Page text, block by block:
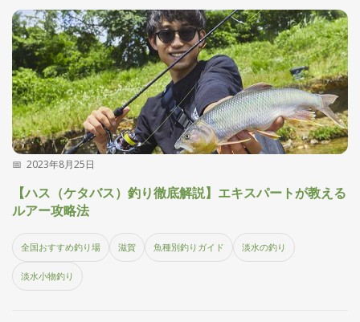
2023年8月25日
【ハス（ケタバス）釣り徹底解説】エキスパートが教える
ルアー攻略法
全国おすすめ釣り場 滋賀 魚種別釣りガイド 淡水の釣り
淡水小物釣り
め
釣
り
具
メ
デ
ィ
ア
🐟 Basser （バ
Northanglers
海道）
月
刊